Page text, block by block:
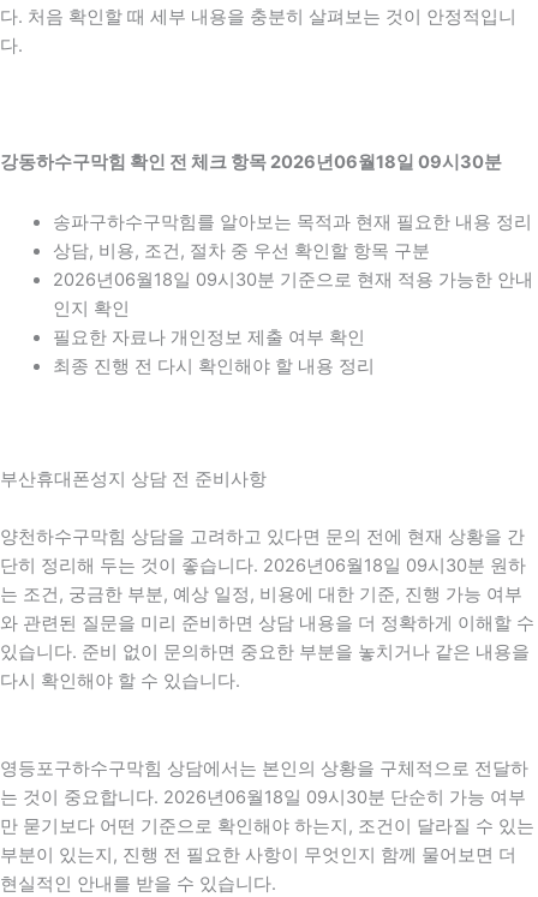
다. 처음 확인할 때 세부 내용을 충분히 살펴보는 것이 안정적입니
다.
강동하수구막힘 확인 전 체크 항목 2026년06월18일 09시30분
송파구하수구막힘를 알아보는 목적과 현재 필요한 내용 정리
상담, 비용, 조건, 절차 중 우선 확인할 항목 구분
2026년06월18일 09시30분 기준으로 현재 적용 가능한 안내
인지 확인
필요한 자료나 개인정보 제출 여부 확인
최종 진행 전 다시 확인해야 할 내용 정리
부산휴대폰성지 상담 전 준비사항
양천하수구막힘 상담을 고려하고 있다면 문의 전에 현재 상황을 간
단히 정리해 두는 것이 좋습니다. 2026년06월18일 09시30분 원하
는 조건, 궁금한 부분, 예상 일정, 비용에 대한 기준, 진행 가능 여부
와 관련된 질문을 미리 준비하면 상담 내용을 더 정확하게 이해할 수
있습니다. 준비 없이 문의하면 중요한 부분을 놓치거나 같은 내용을
다시 확인해야 할 수 있습니다.
영등포구하수구막힘 상담에서는 본인의 상황을 구체적으로 전달하
는 것이 중요합니다. 2026년06월18일 09시30분 단순히 가능 여부
만 묻기보다 어떤 기준으로 확인해야 하는지, 조건이 달라질 수 있는
부분이 있는지, 진행 전 필요한 사항이 무엇인지 함께 물어보면 더
현실적인 안내를 받을 수 있습니다.